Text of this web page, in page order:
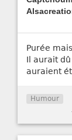
Purée
Il aurait
auraient
Humour